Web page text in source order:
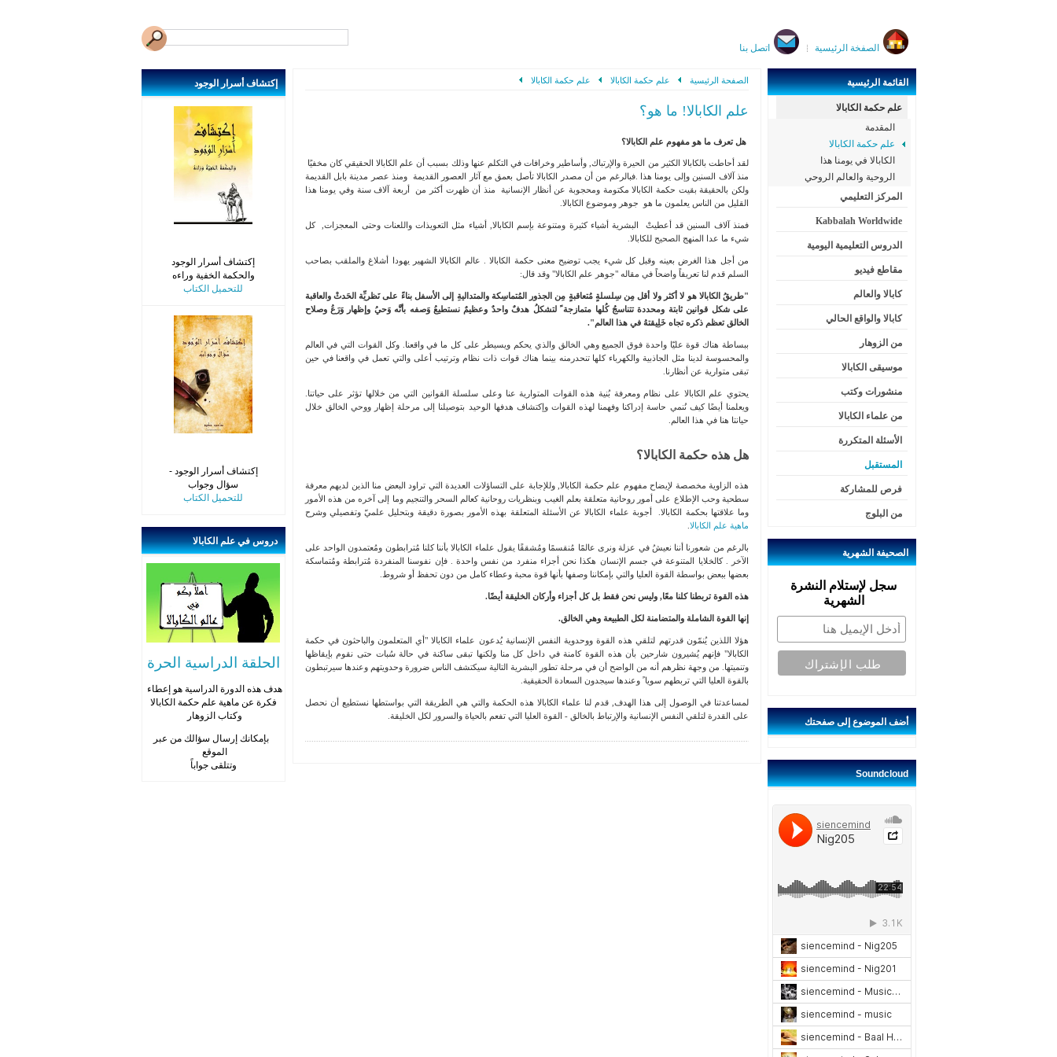
الصفخة الرئيسية اتصل بنا
الصفحة الرئيسية علم حكمة الكابالا علم حكمة الكابالا
علم الكابالا! ما هو؟
هل تعرف ما هو مفهوم علم الكابالا؟
لقد أحاطت بالكابالا الكثير من الحيرة والإرتباك, وأساطير وخرافات في التكلم عنها وذلك بسبب أن علم الكابالا الحقيقي كان مخفيًا
منذ آلاف السنين وإلى يومنا هذا .فبالرغم من أن مصدر الكابالا تأصل بعمق مع آثار العصور القديمة ومنذ عصر مدينة بابل القديمة
ولكن بالحقيقة بقيت حكمة الكابالا مكتومة ومحجوبة عن أنظار الإنسانية منذ أن ظهرت أكثر من أربعة آلاف سنة وفي يومنا هذا
القليل من الناس يعلمون ما هو جوهر وموضوع الكابالا.
فمنذ آلاف السنين قد أعطيتْ البشرية أشياء كثيرة ومتنوعة بإسم الكابالا, أشياء مثل التعويذات واللعنات وحتى المعجزات, كل
شيء ما عدا المنهج الصحيح للكابالا.
من أجل هذا الغرض بعينه وقبل كل شيء يجب توضيح معنى حكمة الكابالا . عالم الكابالا الشهير يهودا أشلاغ والملقب بصاحب
السلم قدم لنا تعريفاً واضحاً في مقاله "جوهر علم الكابالا" وقد قال:
"طريقُ الكابالا هو لا أكثر ولا أقل مِن سِلسلةٍ مُتعاقبةٍ مِن الجذور المُتماسِكة والمتداليةِ إلى الأسفل بناءً على نَظريِّةالحَدثْ والعاقبة
على شكل قوانين ثابتة ومحددة تتناسجُ كُلها متمازجة ً لتشكلُ هدفٌ واحدٌ وعظيمٌ نستطيعُ وَصفه بأنَّه وَحيُ وإظهار وَرَعُ وصلاح
الخالق تعظم ذكره تجاه خَلِيقتهُ في هذا العالم".
ببساطة هناك قوة عليّا واحدة فوق الجميع وهي الخالق والذي يحكم ويسيطر على كل ما في واقعنا. وكل القوات التي في العالم
والمحسوسة لدينا مثل الجاذبية والكهرباء كلها تنحدرمنه بينما هناك قوات ذات نظام وترتيب أعلى والتي تعمل في واقعنا في حين
تبقى متوارية عن أنظارنا.
يحتوي علم الكابالا على نظام ومعرفة بُنية هذه القوات المتوارية عنا وعلى سلسلة القوانين التي من خلالها تؤثر على حياتنا.
ويعلمنا أيضًا كيف نُنمي حاسة إدراكنا وفهمنا لهذه القوات وإكتشاف هدفها الوحيد بتوصيلنا إلى مرحلة إظهار ووحي الخالق خلال
حيانتا هنا في هذا العالم.
هل هذه حكمة الكابالا؟
هذه الزاوية مخصصة لإيضاح مفهوم علم حكمة الكابالا, وللإجابة على التساؤلات العديدة التي تراود البعض منا الذين لديهم معرفة
سطحية وحب الإطلاع على أمور روحانية متعلقة بعلم الغيب وبنظريات روحانية كعالم السحر والتنجيم وما إلى آخره من هذه الأمور
وما علاقتها بحكمة الكابالا. أجوبة علماء الكابالا عن الأسئلة المتعلقة بهذه الأمور بصورة دقيقة وبتحليل علميّ وتفصيلي وشرح
ماهية علم الكابالا.
بالرغم من شعورنا أننا نعيشُ في عزلة ونرى عالمًا مُنقسمًا ومُشققًا يقول علماء الكابالا بأننا كلنا مُترابطون ومُعتمدون الواحد على
الآخر . كالخلايا المتنوعة في جسم الإنسان هكذا نحن أجزاء منفرد من نفس واحدة . فإن نفوسنا المنفردة مُترابطة ومُتماسكة
بعضها ببعض بواسطة القوة العليا والتي بإمكاننا وصفها بأنها قوة محبة وعطاء كامل من دون تحفظ أو شروط.
هذه القوة تربطنا كلنا معًا, وليس نحن فقط بل كل أجزاء وأركان الخليقة أيضًا.
إنها القوة الشاملة والمتضامنة لكل الطبيعة وهي الخالق.
هؤلا اللذين يُنمّون قدرتهم لتلقي هذه القوة ووحدوية النفس الإنسانية يُدعون علماء الكابالا "أي المتعلمون والباحثون في حكمة
الكابالا" فإنهم يُشيرون شارحين بأن هذه القوة كامنة في داخل كل منا ولكنها تبقى ساكنة في حالة سُبات حتى نقوم بإيقاظها
وتنميتها. من وجهة نظرهم أنه من الواضح أن في مرحلة تطور البشرية التالية سيكتشف الناس ضرورة وحدويتهم وعندها سيرتبطون
بالقوة العليا التي تربطهم سويا ً وعندها سيجدون السعادة الحقيقية.
لمساعدتنا في الوصول إلى هذا الهدف, قدم لنا علماء الكابالا هذه الحكمة والتي هي الطريقة التي بواستطها نستطيع أن نحصل
على القدرة لتلقي النفس الإنسانية والإرتباط بالخالق - القوة العليا التي تفعم بالحياة والسرور لكل الخليقة.
القائمةالرئيسية
علم حكمة الكابالا
المقدمة
علم حكمة الكابالا
الكابالا في يومنا هذا
الروحية والعالم الروحي
المركز التعليمي
Kabbalah Worldwide
الدروس التعليمية اليومية
مقاطع فيديو
كابالا والعالم
كابالا والواقع الحالي
من الزوهار
موسيقى الكابالا
منشورات وكتب
من علماء الكابالا
الأسئلة المتكررة
المستقبل
فرص للمشاركة
من البلوج
الصحيفةالشهرية
سجل لإستلام النشرة
الشهرية
أضفالموضوع إلى صفحتك
Soundcloud
إكتشافأسرار الوجود
إكتشاف أسرار الوجود
والحكمة الخفية وراءه
للتحميل الكتاب
إكتشاف أسرار الوجود -
سؤال وجواب
للتحميل الكتاب
دروسفي علم الكابالا
الحلقة الدراسية الحرة
هدف هذه الدورة الدراسية هو إعطاء
فكرة عن ماهية علم حكمة الكابالا
وكتاب الزوهار
بإمكانك إرسال سؤالك من عبر
الموقع
وتتلقى جواباً